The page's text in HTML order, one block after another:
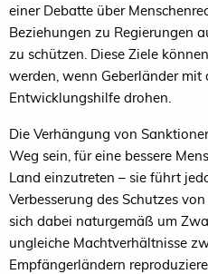
einer Debatte über
Beziehungen zu Regierungen
zu schützen. Diese Ziele
werden, wenn Geberländer mit
Entwicklungshilfe drohen.
Die Verhängung von
Weg sein, für eine bessere
Land einzutreten – sie führt
Verbesserung des Schutzes
sich dabei naturgemäß um
ungleiche Machtverhältnisse
Empfängerländern